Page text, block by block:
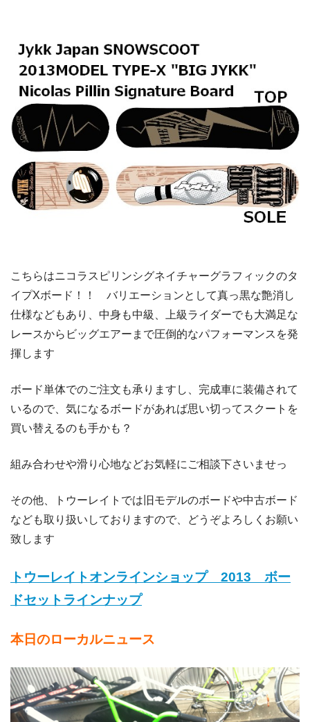
こちらはニコラスピリンシグネイチャーグラフィックのタ
イプXボード！！ バリエーションとして真っ黒な艶消し
仕様などもあり、中身も中級、上級ライダーでも大満足な
レースからビッグエアーまで圧倒的なパフォーマンスを発
揮します
ボード単体でのご注文も承りますし、完成車に装備されて
いるので、気になるボードがあれば思い切ってスクートを
買い替えるのも手かも？
組み合わせや滑り心地などお気軽にご相談下さいませっ
その他、トウーレイトでは旧モデルのボードや中古ボード
なども取り扱いしておりますので、どうぞよろしくお願い
致します
トウーレイトオンラインショップ 2013 ボー
ドセットラインナップ
本日のローカルニュース